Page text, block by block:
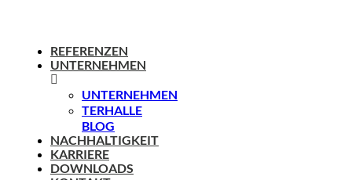
REFERENZEN
UNTERNEHMEN
UNTERNEHMEN
TERHALLE
BLOG
NACHHALTIGKEIT
KARRIERE
DOWNLOADS